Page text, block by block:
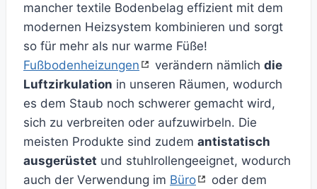
mancher textile Bodenbelag effizient mit dem
modernen Heizsystem kombinieren und sorgt
so für mehr als nur warme Füße!
Fußbodenheizungen
verändern nämlich die
Luftzirkulation in unseren Räumen, wodurch
es dem Staub noch schwerer gemacht wird,
sich zu verbreiten oder aufzuwirbeln. Die
meisten Produkte sind zudem antistatisch
ausgerüstet und stuhlrollengeeignet, wodurch
auch der Verwendung im Büro
oder dem